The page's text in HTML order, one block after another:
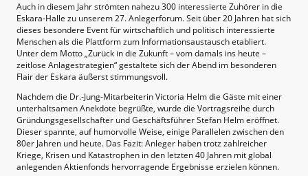
Auch in diesem Jahr strömten nahezu 300 interessierte Zuhörer in die
Eskara-Halle zu unserem 27. Anlegerforum. Seit über 20 Jahren hat sich
dieses besondere Event für wirtschaftlich und politisch interessierte
Menschen als die Plattform zum Informationsaustausch etabliert.
Unter dem Motto „Zurück in die Zukunft – vom damals ins heute –
zeitlose Anlagestrategien“ gestaltete sich der Abend im besonderen
Flair der Eskara äußerst stimmungsvoll.
Nachdem die Dr.-Jung-Mitarbeiterin Victoria Helm die Gäste mit einer
unterhaltsamen Anekdote begrüßte, wurde die Vortragsreihe durch
Gründungsgesellschafter und Geschäftsführer Stefan Helm eröffnet.
Dieser spannte, auf humorvolle Weise, einige Parallelen zwischen den
80er Jahren und heute. Das Fazit: Anleger haben trotz zahlreicher
Kriege, Krisen und Katastrophen in den letzten 40 Jahren mit global
anlegenden Aktienfonds hervorragende Ergebnisse erzielen können.